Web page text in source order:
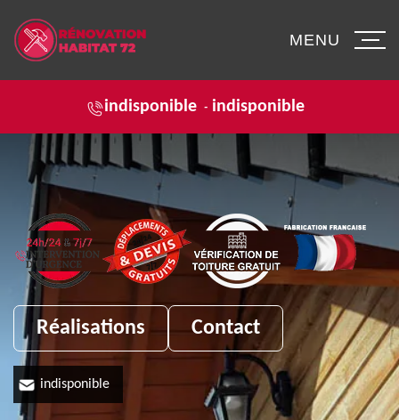
indisponible - indisponible
MENU
Réalisations Contact
indisponible